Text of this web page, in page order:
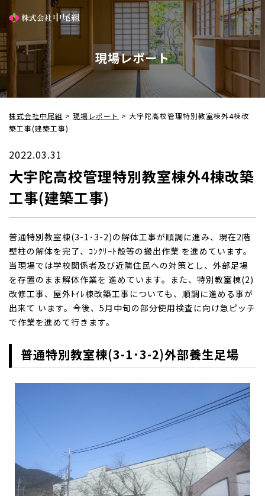
現場レポート
株式会社中尾組 > 現場レポート > 大宇陀高校管理特別教室棟外4棟改
築工事(建築工事)
2022.03.31
大宇陀高校管理特別教室棟外4棟改築
工事(建築工事)
普通特別教室棟(3-1･3-2)の解体工事が順調に進み、現在2階
壁柱の解体を完了、ｺﾝｸﾘｰﾄ殻等の搬出作業 を進めています。
当現場では学校関係者及び近隣住民への対策とし、外部足場
を存置のまま解体作業を 進めています。また、特別教室棟(2)
改修工事、屋外ﾄｲﾚ棟改築工事についても、順調に進める事が
出来て います。今後、5月中旬の部分使用検査に向け急ピッチ
で作業を進めて行きます。
普通特別教室棟(3-1･3-2)外部養生足場